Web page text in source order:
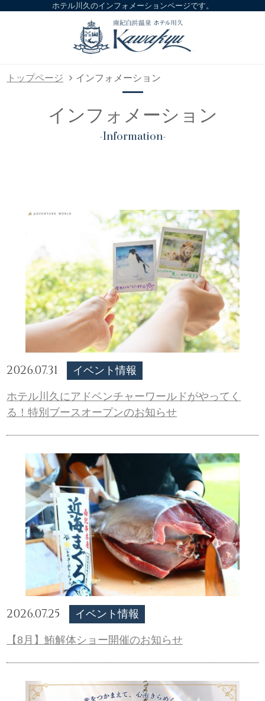
ホテル川久のインフォメーションページです。
トップページ インフォメーション
インフォメーション
-Information-
2026.07.31 イベント情報
ホテル川久にアドベンチャーワールドがやってく
る！特別ブースオープンのお知らせ
2026.07.25 イベント情報
【8月】鮪解体ショー開催のお知らせ